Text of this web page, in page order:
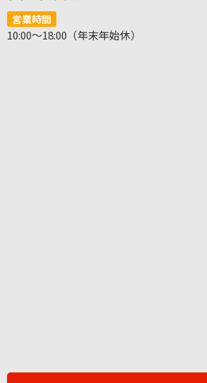
営業時間
10:00～18:00（年末年始休）